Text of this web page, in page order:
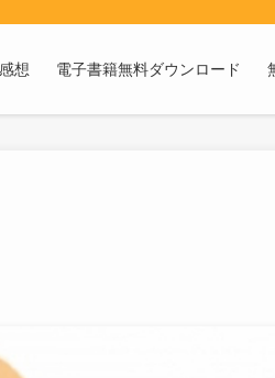
想 電子書籍無料ダウンロード